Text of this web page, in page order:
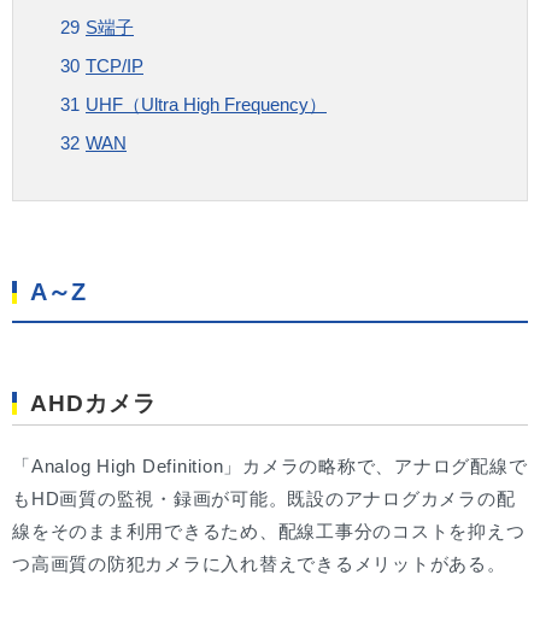
S端子
TCP/IP
UHF（Ultra High Frequency）
WAN
A～Z
AHDカメラ
「Analog High Definition」カメラの略称で、アナログ配線で
もHD画質の監視・録画が可能。既設のアナログカメラの配
線をそのまま利用できるため、配線工事分のコストを抑えつ
つ高画質の防犯カメラに入れ替えできるメリットがある。